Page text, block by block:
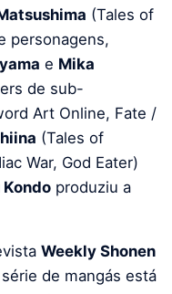
(Tales of
personagens,
e Mika
de sub-
Art Online, Fate /
(Tales of
War, God Eater)
produziu a
Weekly Shonen
de mangás está